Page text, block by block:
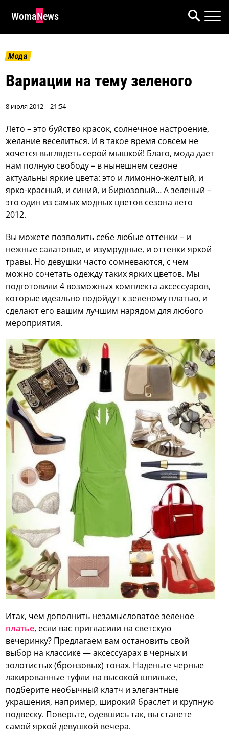
WomaNews
Мода
Вариации на тему зеленого
8 июля 2012 | 21:54
Лето – это буйство красок, солнечное настроение,
желание веселиться. И в такое время совсем не
хочется выглядеть серой мышкой! Благо, мода дает
нам полную свободу – в нынешнем сезоне
актуальны яркие цвета: это и лимонно-желтый, и
ярко-красный, и синий, и бирюзовый… А зеленый –
это один из самых модных цветов сезона лето
2012.
Вы можете позволить себе любые оттенки – и
нежные салатовые, и изумрудные, и оттенки яркой
травы. Но девушки часто сомневаются, с чем
можно сочетать одежду таких ярких цветов. Мы
подготовили 4 возможных комплекта аксессуаров,
которые идеально подойдут к зеленому платью, и
сделают его вашим лучшим нарядом для любого
мероприятия.
Итак, чем дополнить незамысловатое зеленое
платье, если вас пригласили на светскую
вечеринку? Предлагаем вам остановить свой
выбор на классике — аксессуарах в черных и
золотистых (бронзовых) тонах. Наденьте черные
лакированные туфли на высокой шпильке,
подберите необычный клатч и элегантные
украшения, например, широкий браслет и крупную
подвеску. Поверьте, одевшись так, вы станете
самой яркой девушкой вечера.